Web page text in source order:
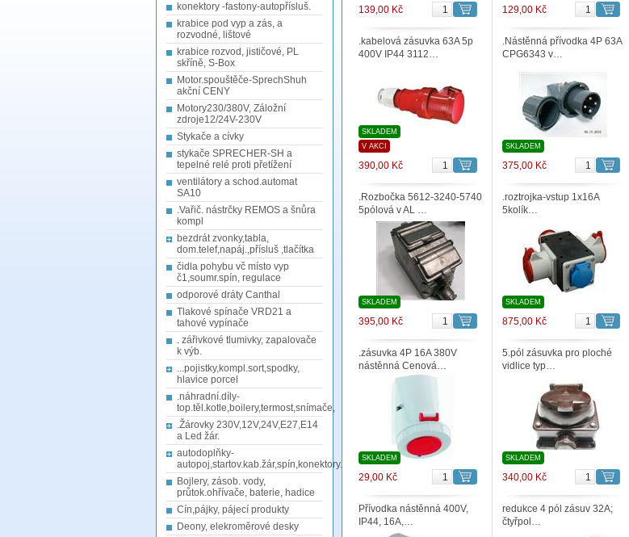
konektory -fastony-autopřísluš.
krabice pod vyp a zás, a
rozvodné, lištové
krabice rozvod, jističové, PL
skříně, S-Box
Motor.spouštěče-SprechShuh
akční CENY
Motory230/380V, Záložní
zdroje12/24V-230V
Stykače a cívky
stykače SPRECHER-SH a
tepelné relé proti přetížení
ventilátory a schod.automat
SA10
.Vařič. nástrčky REMOS a šnůra
kompl
bezdrát zvonky,tabla,
dom.telef,napáj.,přísluš ,tlačítka
čidla pohybu vč místo vyp
č1,soumr.spín, regulace
odporové dráty Canthal
Tlakové spínače VRD21 a
tahové vypínače
. zářivkové tlumivky, zapalovače
k výb.
...pojistky,kompl.sort,spodky,
hlavice porcel
.náhradní.díly-
top.těl.kotle,boilery,termost,snímače,
.Žárovky 230V,12V,24V,E27,E14
a Led žár.
autodoplňky-
autopoj,startov.kab.žár,spín,konektory.
Bojlery, zásob. vody,
průtok.ohřívače, baterie, hadice
Cín,pájky, pájecí produkty
Deony, elekroměrové desky
139,00 Kč 129,00 Kč
.kabelová zásuvka 63A 5p
400V IP44 3112…
SKLADEM
V AKCI
390,00 Kč
.Nástěnná přívodka 4P 63A
CPG6343 v…
SKLADEM
375,00 Kč
.Rozbočka 5612-3240-5740
5pólová v AL …
SKLADEM
395,00 Kč
.roztrojka-vstup 1x16A
5kolík…
SKLADEM
875,00 Kč
.zásuvka 4P 16A 380V
nástěnná Cenová…
SKLADEM
29,00 Kč
5.pól zásuvka pro ploché
vidlice typ…
SKLADEM
340,00 Kč
Přívodka nástěnná 400V,
IP44, 16A,…
redukce 4 pól zásuv 32A;
čtyřpol…